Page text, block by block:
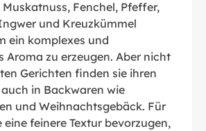
Fenchel, Pfeffer,
und Kreuzkümmel
ein komplexes und
Aroma zu erzeugen. Aber nicht
Gerichten finden sie ihren
in Backwaren wie
und Weihnachtsgebäck. Für
eine feinere Textur bevorzugen,